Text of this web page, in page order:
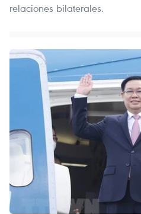
relaciones bilaterales.